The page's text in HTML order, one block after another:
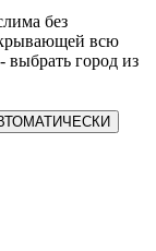
без
всю
выбрать город из